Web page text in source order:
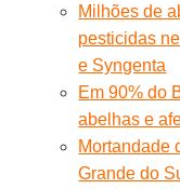
Milhões de
pesticidas
e Syngenta
Em 90% do
abelhas e
Mortandade
Grande do